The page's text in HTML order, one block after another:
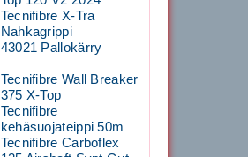
Tecnifibre X-Tra
Nahkagrippi
43021 Pallokärry
Tecnifibre Wall Breaker
375 X-Top
Tecnifibre
kehäsuojateippi 50m
Tecnifibre Carboflex